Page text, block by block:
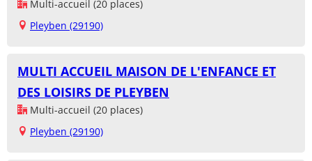
Multi-accueil (20 places)
Pleyben (29190)
MULTI ACCUEIL MAISON DE L'ENFANCE ET
DES LOISIRS DE PLEYBEN
Multi-accueil (20 places)
Pleyben (29190)